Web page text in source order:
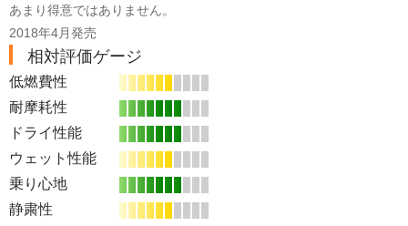
あまり得意ではありません。
2018年4月発売
相対評価ゲージ
低燃費性
耐摩耗性
ドライ性能
ウェット性能
乗り心地
静粛性